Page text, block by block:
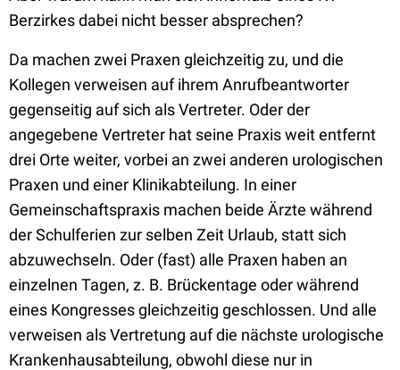
Berzirkes dabei nicht besser absprechen?
Da machen zwei Praxen gleichzeitig zu, und die
Kollegen verweisen auf ihrem Anrufbeantworter
gegenseitig auf sich als Vertreter. Oder der
angegebene Vertreter hat seine Praxis weit entfernt
drei Orte weiter, vorbei an zwei anderen urologischen
Praxen und einer Klinikabteilung. In einer
Gemeinschaftspraxis machen beide Ärzte während
der Schulferien zur selben Zeit Urlaub, statt sich
abzuwechseln. Oder (fast) alle Praxen haben an
einzelnen Tagen, z. B. Brückentage oder während
eines Kongresses gleichzeitig geschlossen. Und alle
verweisen als Vertretung auf die nächste urologische
Krankenhausabteilung, obwohl diese nur in